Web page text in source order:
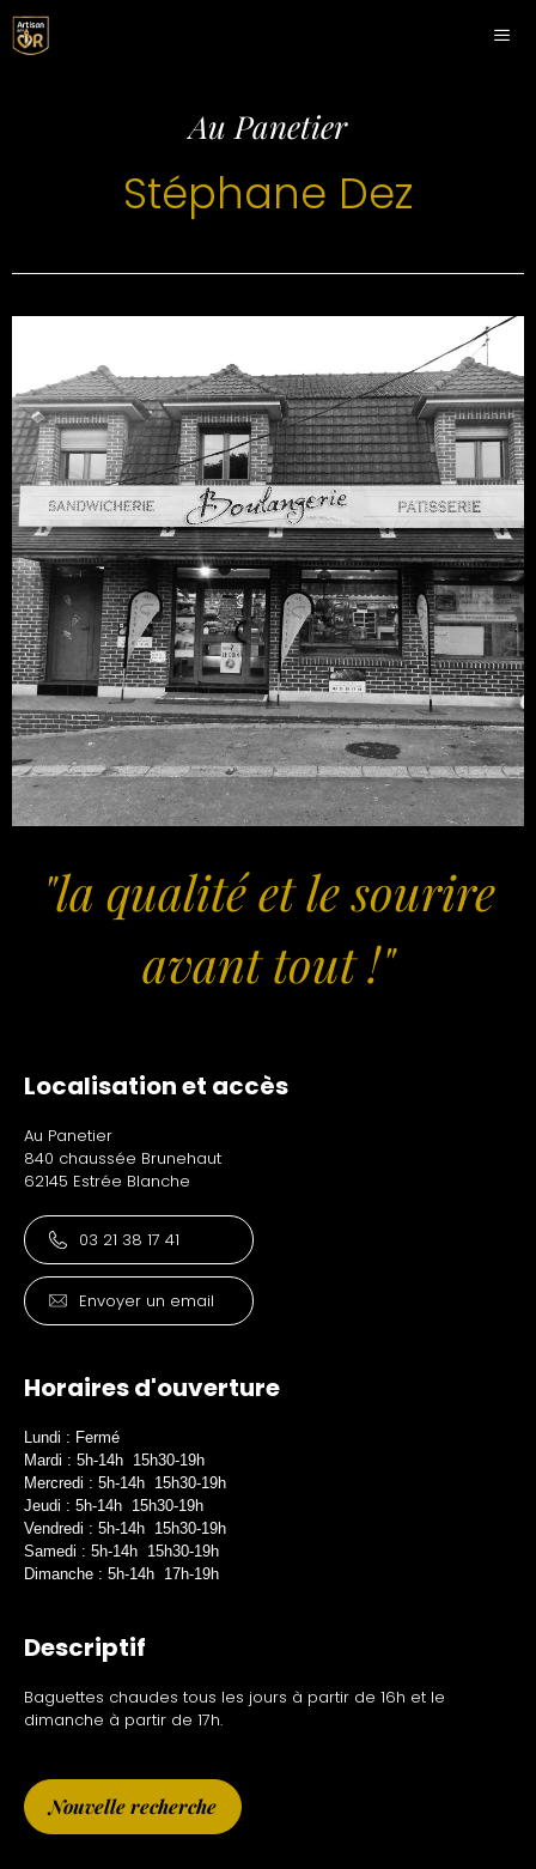
Au Panetier
Stéphane Dez
"la qualité et le sourire
avant tout !"
Localisation et accès
Au Panetier
840 chaussée Brunehaut
62145 Estrée Blanche
03 21 38 17 41
Envoyer un email
Horaires d'ouverture
Lundi : Fermé
Mardi : 5h-14h 15h30-19h
Mercredi : 5h-14h 15h30-19h
Jeudi : 5h-14h 15h30-19h
Vendredi : 5h-14h 15h30-19h
Samedi : 5h-14h 15h30-19h
Dimanche : 5h-14h 17h-19h
Descriptif
Baguettes chaudes tous les jours à partir de 16h et le
dimanche à partir de 17h.
Nouvelle recherche
Panneau de gestion des cookies